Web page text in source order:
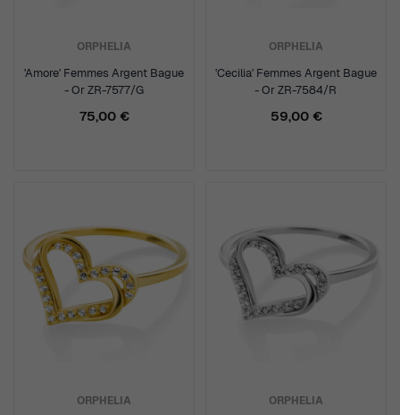
ORPHELIA
'Amore' Femmes Argent Bague
- Or ZR-7577/G
75,00 €
ORPHELIA
'Cecilia' Femmes Argent Bague
- Or ZR-7584/R
59,00 €
ORPHELIA ORPHELIA